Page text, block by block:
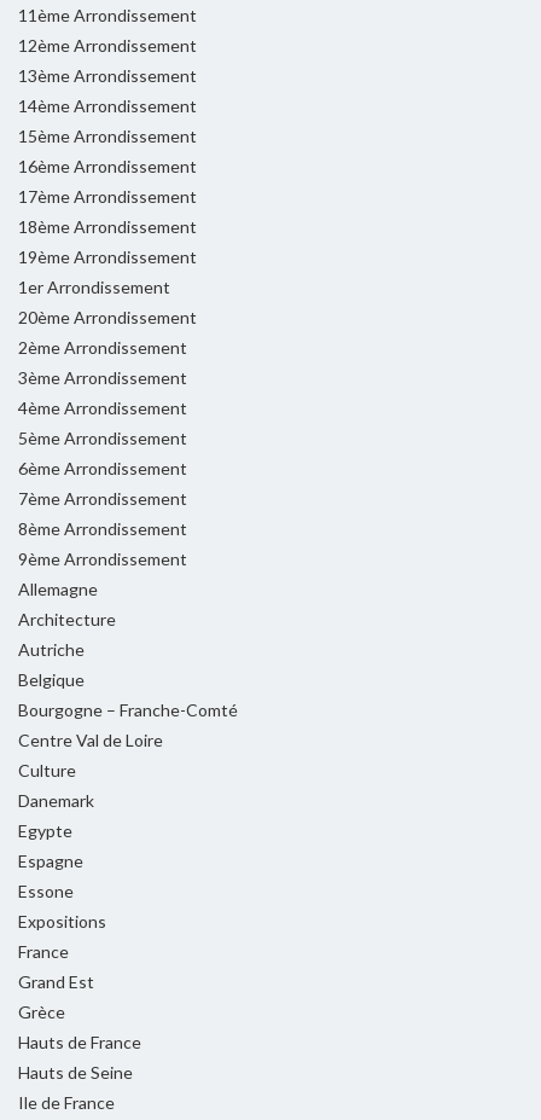
11ème Arrondissement
12ème Arrondissement
13ème Arrondissement
14ème Arrondissement
15ème Arrondissement
16ème Arrondissement
17ème Arrondissement
18ème Arrondissement
19ème Arrondissement
1er Arrondissement
20ème Arrondissement
2ème Arrondissement
3ème Arrondissement
4ème Arrondissement
5ème Arrondissement
6ème Arrondissement
7ème Arrondissement
8ème Arrondissement
9ème Arrondissement
Allemagne
Architecture
Autriche
Belgique
Bourgogne – Franche-Comté
Centre Val de Loire
Culture
Danemark
Egypte
Espagne
Essone
Expositions
France
Grand Est
Grèce
Hauts de France
Hauts de Seine
Ile de France